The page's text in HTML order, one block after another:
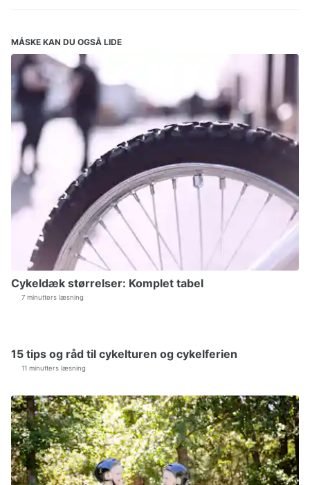
MÅSKE KAN DU OGSÅ LIDE
Cykeldæk størrelser: Komplet tabel
7 minutters læsning
15 tips og råd til cykelturen og cykelferien
11 minutters læsning